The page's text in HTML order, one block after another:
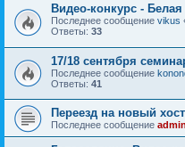
Видео-конкурс -
Последнее сообщение vikus
Ответы: 33
17/18 сентября
Последнее сообщение
Ответы: 41
Переезд на новый
Последнее сообщение admin